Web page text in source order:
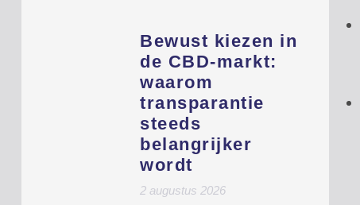
Bewust kiezen in
de CBD-markt:
waarom
transparantie
steeds
belangrijker
wordt
2 augustus 2026